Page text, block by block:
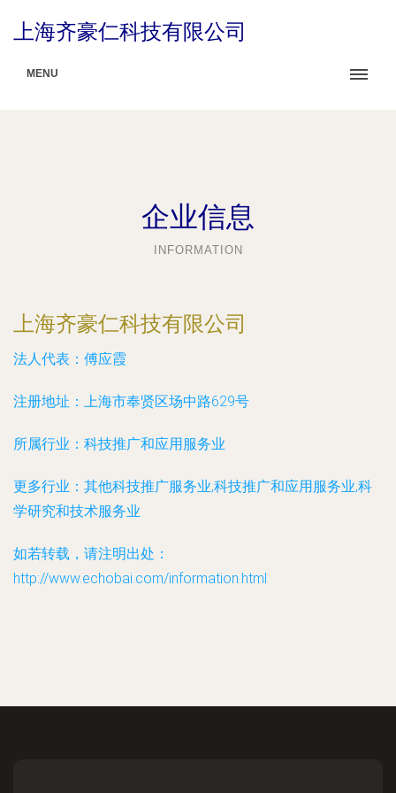
上海齐豪仁科技有限公司
MENU
企业信息
INFORMATION
上海齐豪仁科技有限公司
法人代表： 傅应霞
注册地址： 上海市奉贤区场中路629号
所属行业： 科技推广和应用服务业
更多行业： 其他科技推广服务业,科技推广和应用服务业,科
学研究和技术服务业
如若转载，请注明出处：
http://www.echobai.com/information.html